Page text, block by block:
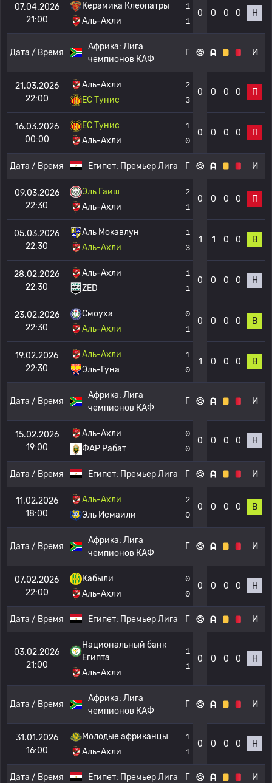
07.04.2026
21:00
Керамика Клеопатры
Аль-Ахли
1
1
0 0 0 0 Н
Дата / Время
Африка: Лига
чемпионов КАФ
Г И
21.03.2026
22:00
Аль-Ахли
ЕС Тунис
2
3
0 0 0 0 П
16.03.2026
00:00
ЕС Тунис
Аль-Ахли
1
0
0 0 0 0 П
Дата / Время Египет: Премьер Лига Г И
09.03.2026
22:30
Эль Гаиш
Аль-Ахли
2
1
0 0 0 0 П
05.03.2026
22:30
Аль Мокавлун
Аль-Ахли
1
3
1 1 0 0 В
28.02.2026
22:30
Аль-Ахли
ZED
1
1
0 0 0 0 Н
23.02.2026
22:30
Смоуха
Аль-Ахли
0
1
0 0 0 0 В
19.02.2026
22:30
Аль-Ахли
Эль-Гуна
1
0
1 0 0 0 В
Дата / Время
Африка: Лига
чемпионов КАФ
Г И
15.02.2026
19:00
Аль-Ахли
ФАР Рабат
0
0
0 0 0 0 Н
Дата / Время Египет: Премьер Лига Г И
11.02.2026
18:00
Аль-Ахли
Эль Исмаили
2
0
0 0 0 0 В
Дата / Время
Африка: Лига
чемпионов КАФ
Г И
07.02.2026
22:00
Кабыли
Аль-Ахли
0
0
0 0 0 0 Н
Дата / Время Египет: Премьер Лига Г И
03.02.2026
21:00
Национальный банк
Египта
Аль-Ахли
1
1
0 0 0 0 Н
Дата / Время
Африка: Лига
чемпионов КАФ
Г И
31.01.2026
16:00
Молодые африканцы
Аль-Ахли
1
1
0 0 0 0 Н
Дата / Время Египет: Премьер Лига Г И